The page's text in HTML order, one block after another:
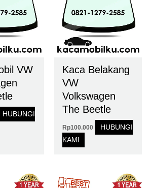
VW
HUBUNGI
Kaca Belakang
VW
Volkswagen
The Beetle
Rp100.000
HUBUNGI
KAMI